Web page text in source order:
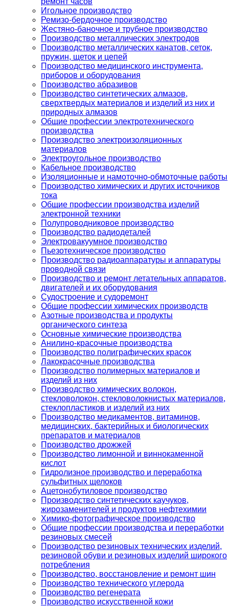
Игольное производство
Ремизо-бердочное производство
Жестяно-баночное и трубное производство
Производство металлических электродов
Производство металлических канатов, сеток,
пружин, щеток и цепей
Производство медицинского инструмента,
приборов и оборудования
Производство абразивов
Производство синтетических алмазов,
сверхтвердых материалов и изделий из них и
природных алмазов
Общие профессии электротехнического
производства
Производство электроизоляционных
материалов
Электроугольное производство
Кабельное производство
Изоляционные и намоточно-обмоточные работы
Производство химических и других источников
тока
Общие профессии производства изделий
электронной техники
Полупроводниковое производство
Производство радиодеталей
Электровакуумное производство
Пьезотехническое производство
Производство радиоаппаратуры и аппаратуры
проводной связи
Производство и ремонт летательных аппаратов,
двигателей и их оборудования
Судостроение и судоремонт
Общие профессии химических производств
Азотные производства и продукты
органического синтеза
Основные химические производства
Анилино-красочные производства
Производство полиграфических красок
Лакокрасочные производства
Производство полимерных материалов и
изделий из них
Производство химических волокон,
стекловолокон, стекловолокнистых материалов,
стеклопластиков и изделий из них
Производство медикаментов, витаминов,
медицинских, бактерийных и биологических
препаратов и материалов
Производство дрожжей
Производство лимонной и виннокаменной
кислот
Гидролизное производство и переработка
сульфитных щелоков
Ацетонобутиловое производство
Производство синтетических каучуков,
жирозаменителей и продуктов нефтехимии
Химико-фотографическое производство
Общие профессии производства и переработки
резиновых смесей
Производство резиновых технических изделий,
резиновой обуви и резиновых изделий широкого
потребления
Производство, восстановление и ремонт шин
Производство технического углерода
Производство регенерата
Производство искусственной кожи